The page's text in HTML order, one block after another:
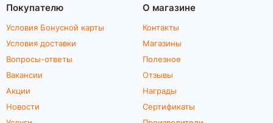
Покупателю
Условия Бонусной карты
Условия доставки
Вопросы-ответы
Вакансии
Акции
Новости
О магазине
Контакты
Магазины
Полезное
Отзывы
Награды
Сертификаты